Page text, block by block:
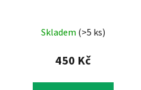
Skladem (>5 ks)
450 Kč